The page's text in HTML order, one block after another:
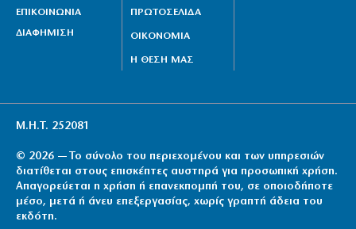
ΕΠΙΚΟΙΝΩΝΙΑ
ΔΙΑΦΗΜΙΣΗ
ΠΡΩΤΟΣΕΛΙΔΑ
ΟΙΚΟΝΟΜΙΑ
Η ΘΕΣΗ ΜΑΣ
Μ.Η.Τ. 252081
© 2026 — Το σύνολο του περιεχομένου και των υπηρεσιών
διατίθεται στους επισκέπτες αυστηρά για προσωπική χρήση.
Απαγορεύεται η χρήση ή επανεκπομπή του, σε οποιοδήποτε
μέσο, μετά ή άνευ επεξεργασίας, χωρίς γραπτή άδεια του
εκδότη.